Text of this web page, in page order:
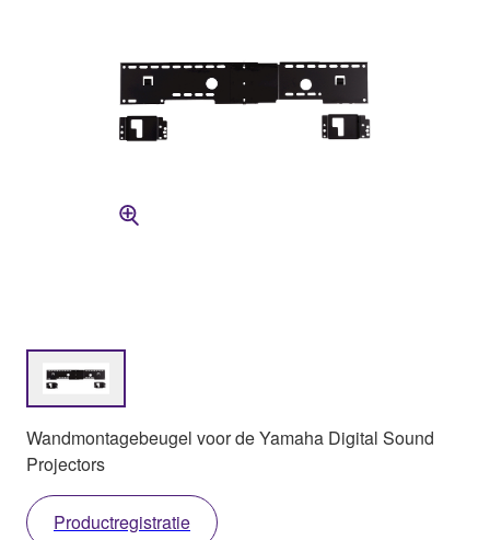
Wandmontagebeugel voor de Yamaha Digital Sound
Projectors
Productregistratie